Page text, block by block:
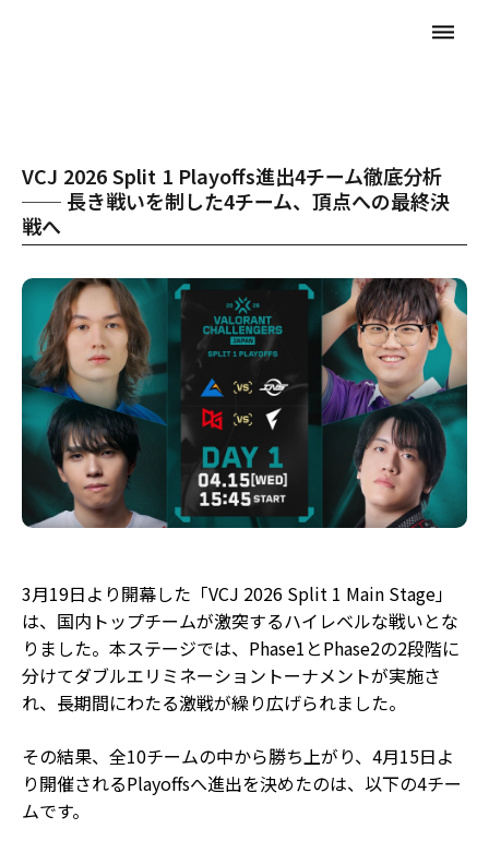
dehaze
VCJ 2026 Split 1 Playoffs進出4チーム徹底分析
── 長き戦いを制した4チーム、頂点への最終決
戦へ
3月19日より開幕した「VCJ 2026 Split 1 Main Stage」
は、国内トップチームが激突するハイレベルな戦いとな
りました。本ステージでは、Phase1とPhase2の2段階に
分けてダブルエリミネーショントーナメントが実施さ
れ、長期間にわたる激戦が繰り広げられました。
その結果、全10チームの中から勝ち上がり、4月15日よ
り開催されるPlayoffsへ進出を決めたのは、以下の4チー
ムです。